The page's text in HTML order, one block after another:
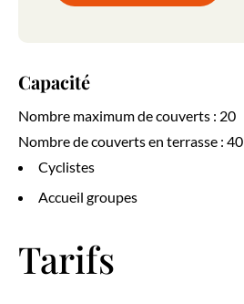
Capacité
Nombre maximum de couverts : 20
Nombre de couverts en terrasse : 40
Cyclistes
Accueil groupes
Tarifs